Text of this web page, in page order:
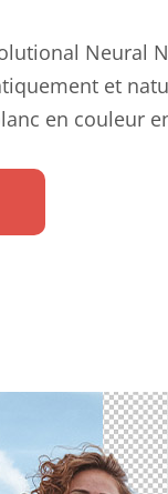
Neural
et
en couleur